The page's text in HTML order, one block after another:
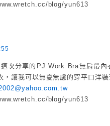
blog/yun613
次分享的PJ Work Bra無肩帶
，讓我可以無憂無慮的穿平口洋
blog/yun613